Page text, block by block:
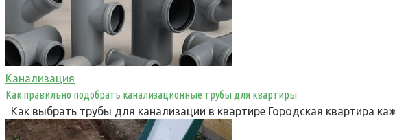
Канализация
Как правильно подобрать канализационные трубы для квартиры
Как выбрать трубы для канализации в квартире Городская квартира